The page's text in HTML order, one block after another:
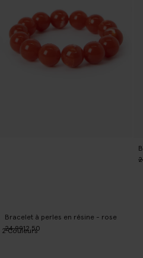
Bracelet à perles en résine - rose
24.9912.50
2Couleurs